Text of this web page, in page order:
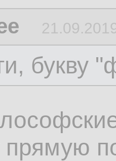
букву
прямую